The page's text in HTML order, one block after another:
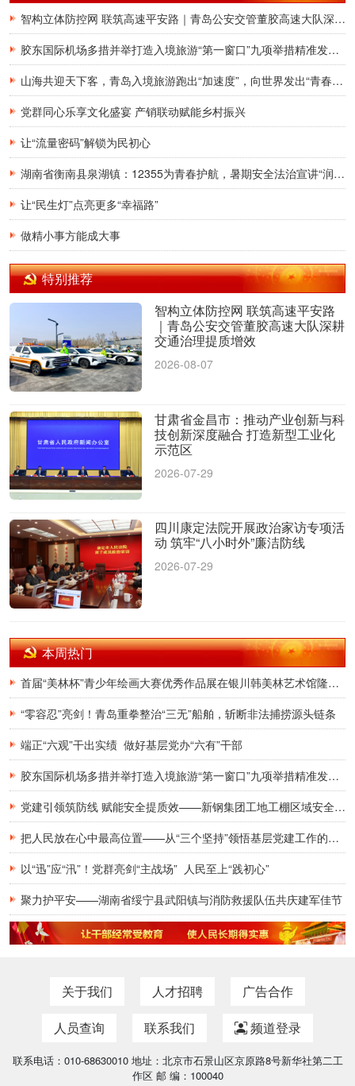
智构立体防控网 联筑高速平安路｜青岛公安交管董胶高速大队深耕交通治理提质增效
胶东国际机场多措并举打造入境旅游“第一窗口”九项举措精准发力，助力青岛建设国际滨海旅游度假胜地
山海共迎天下客，青岛入境旅游跑出“加速度”，向世界发出“青春之约”
党群同心乐享文化盛宴 产销联动赋能乡村振兴
让“流量密码”解锁为民初心
湖南省衡南县泉湖镇：12355为青春护航，暑期安全法治宣讲“润”童心
让“民生灯”点亮更多“幸福路”
做精小事方能成大事
特别推荐
智构立体防控网 联筑高速平安路
｜青岛公安交管董胶高速大队深耕
交通治理提质增效
2026-08-07
甘肃省金昌市：推动产业创新与科
技创新深度融合 打造新型工业化
示范区
2026-07-29
四川康定法院开展政治家访专项活
动 筑牢“八小时外”廉洁防线
2026-07-29
本周热门
首届“美林杯”青少年绘画大赛优秀作品展在银川韩美林艺术馆隆重开幕
“零容忍”亮剑！青岛重拳整治“三无”船舶，斩断非法捕捞源头链条
端正“六观”干出实绩 做好基层党办“六有”干部
胶东国际机场多措并举打造入境旅游“第一窗口”九项举措精准发力，助力青岛建设国际滨海旅游度假胜地
党建引领筑防线 赋能安全提质效——新钢集团工地工棚区域安全管理创新实践研究
把人民放在心中最高位置——从“三个坚持”领悟基层党建工作的为民初心
以“迅”应“汛”！党群亮剑“主战场” 人民至上“践初心”
聚力护平安——湖南省绥宁县武阳镇与消防救援队伍共庆建军佳节
关于我们 人才招聘
广告合作
人员查询
联系我们 频道登录
联系电话：010-68630010 地址：北京市石景山区京原路8号新华社第二工
作区 邮 编：100040